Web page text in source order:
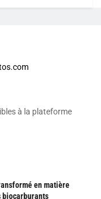
à la plateforme
en matière
biocarburants